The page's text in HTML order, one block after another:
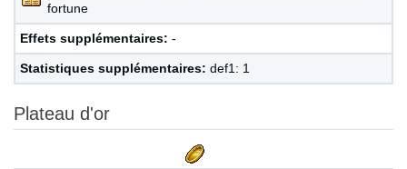
fortune
Effets supplémentaires: -
Statistiques supplémentaires: def1: 1
Plateau d'or